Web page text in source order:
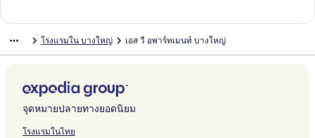
w
o
n
B
a
H
e
l
B
a
n
B
a
n
g
n
o
k
n
o
a
y
a
i
H
e
s
i
d
e
k
n
i
n
o
P
o
o
l
q
A
p
a
r
e
r
t
H
o
a
R
i
c
h
M
o
t
y
l
i
S
8
R
e
s
บ
l
e
e
w
รั
a
b
a
i
สำ
ห
T
h
e
P
สำ
บ
T
h
a
น
รั
บ
T
h
า
ห
รั
บ
S
ฐ
สำ
ห
รั
บ
ร
น
สำ
ห
รั
ต
า
น
สำ
ห
โรงแรมใน บางใหญ่ เอส วี อพาร์ทเมนท์ บางใหญ่
จุดหมายปลายทางยอดนิยม
โรงแรมในไทย